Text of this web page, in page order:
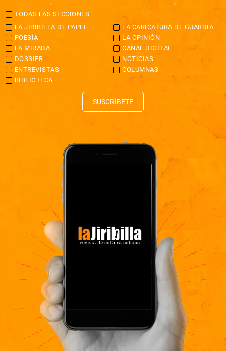
TODAS LAS SECCIONES
LA JIRIBILLA DE PAPEL
LA CARICATURA DE GUARDIA
POESÍA
LA OPINIÓN
LA MIRADA
CANAL DIGITAL
DOSSIER
NOTICIAS
ENTREVISTAS
COLUMNAS
BIBLIOTECA
SUSCRÍBETE